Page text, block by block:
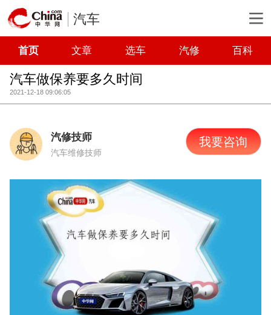
汽车
首页 文章 选车 汽修 百科
汽车做保养要多久时间
2021-12-18 09:06:05
汽修技师
汽车维修技师
我要咨询